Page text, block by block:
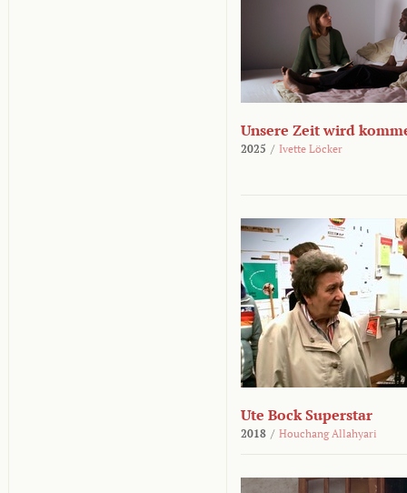
Unsere Zeit wird
2025 / Ivette Löcker
Ute Bock Superstar
2018 / Houchang Allahyari